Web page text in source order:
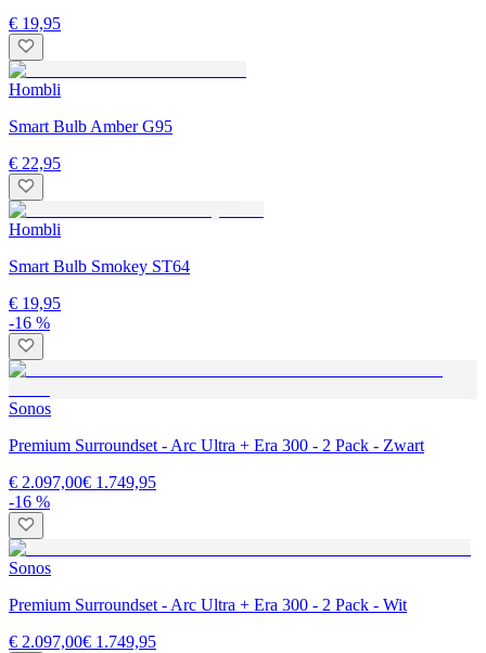
€ 19,95
Hombli
Smart Bulb Amber G95
€ 22,95
Hombli
Smart Bulb Smokey ST64
€ 19,95
-16 %
Sonos
Premium Surroundset - Arc Ultra + Era 300 - 2 Pack - Zwart
€ 2.097,00€ 1.749,95
-16 %
Sonos
Premium Surroundset - Arc Ultra + Era 300 - 2 Pack - Wit
€ 2.097,00€ 1.749,95